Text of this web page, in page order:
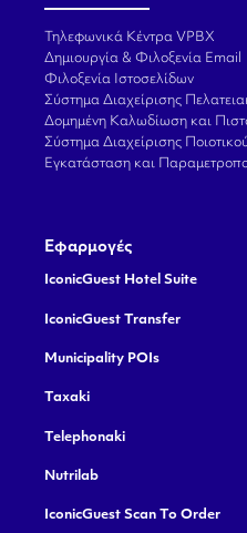
Τηλεφωνικά Κέντρα VPBX
Δημιουργία & Φιλοξενία Email
Φιλοξενία Ιστοσελίδων
Σύστημα Διαχείρισης
Δομημένη Καλωδίωση και
Σύστημα Διαχείρισης
Εγκατάσταση και
Εφαρμογές
IconicGuest Hotel Suite
IconicGuest Transfer
Municipality POIs
Taxaki
Telephonaki
Nutrilab
IconicGuest Scan To Order